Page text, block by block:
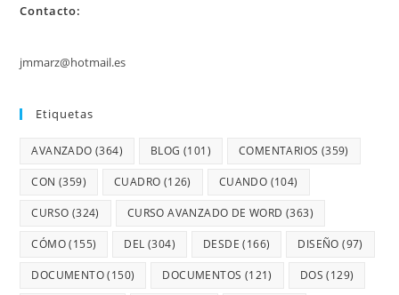
Contacto:
jmmarz@hotmail.es
Etiquetas
AVANZADO (364) BLOG (101) COMENTARIOS (359)
CON (359) CUADRO (126) CUANDO (104)
CURSO (324) CURSO AVANZADO DE WORD (363)
CÓMO(155) DEL (304) DESDE (166) DISEÑO (97)
DOCUMENTO(150) DOCUMENTOS (121) DOS (129)